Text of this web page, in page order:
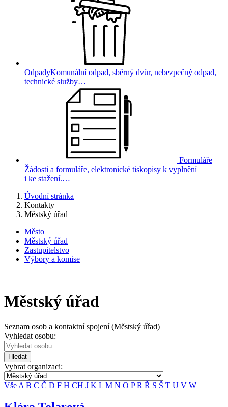
OdpadyKomunální odpad, sběrný dvůr, nebezpečný odpad,
technické služby…
Formuláře
Žádosti a formuláře, elektronické tiskopisy k vyplnění
i ke stažení.…
Úvodní stránka
Kontakty
Městský úřad
Město
Městský úřad
Zastupitelstvo
Výbory a komise
Městský úřad
Seznam osob a kontaktní spojení (Městský úřad)
Vyhledat osobu:
Hledat
Vybrat organizaci:
Vše A B C Č D F H CH J K L M N O PR Ř S Š T U V W